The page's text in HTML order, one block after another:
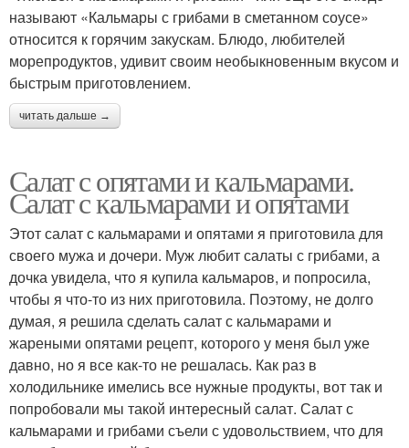
называют «Кальмары с грибами в сметанном соусе»
относится к горячим закускам. Блюдо, любителей
морепродуктов, удивит своим необыкновенным вкусом и
быстрым приготовлением.
читать дальше →
Салат с опятами и кальмарами.
Салат с кальмарами и опятами
Этот салат с кальмарами и опятами я приготовила для
своего мужа и дочери. Муж любит салаты с грибами, а
дочка увидела, что я купила кальмаров, и попросила,
чтобы я что-то из них приготовила. Поэтому, не долго
думая, я решила сделать салат с кальмарами и
жареными опятами рецепт, которого у меня был уже
давно, но я все как-то не решалась. Как раз в
холодильнике имелись все нужные продукты, вот так и
попробовали мы такой интересный салат. Салат с
кальмарами и грибами съели с удовольствием, что для